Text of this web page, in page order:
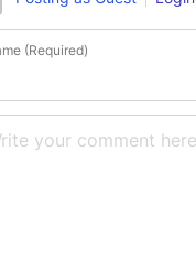
(Required)